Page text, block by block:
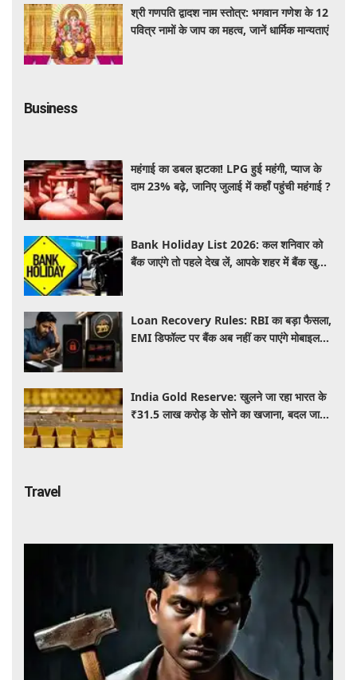
श्री गणपति द्वादश नाम स्तोत्र: भगवान गणेश के 12
पवित्र नामों के जाप का महत्व, जानें धार्मिक मान्यताएं
Business
महंगाई का डबल झटका! LPG हुई महंगी, प्याज के
दाम 23% बढ़े, जानिए जुलाई में कहाँ पहुंची महंगाई ?
Bank Holiday List 2026: कल शनिवार को
बैंक जाएंगे तो पहले देख लें, आपके शहर में बैंक खुले
Loan Recovery Rules: RBI का बड़ा फैसला,
EMI डिफॉल्ट पर बैंक अब नहीं कर पाएंगे मोबाइल
India Gold Reserve: खुलने जा रहा भारत के
₹31.5 लाख करोड़ के सोने का खजाना, बदल जाएगा
Travel